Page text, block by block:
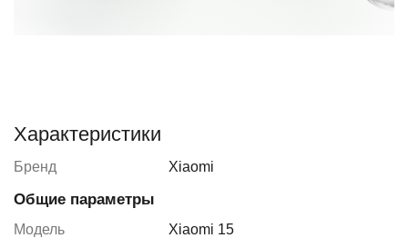
Характеристики
Бренд Xiaomi
Общие параметры
Модель
Xiaomi 15